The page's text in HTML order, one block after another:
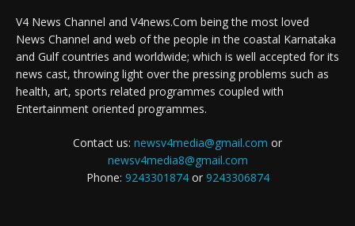
V4 News Channel and V4news.Com being the most loved
News Channel and web of the people in the coastal Karnataka
and Gulf countries and worldwide; which is well accepted for its
news cast, throwing light over the pressing problems such as
health, art, sports related programmes coupled with
Entertainment oriented programmes.
Contact us: newsv4media@gmail.com or
newsv4media8@gmail.com
Phone: 9243301874or 9243306874